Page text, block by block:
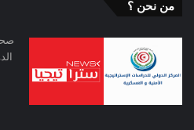
الاقتصادي ما يزال قائمًا
متعددة الجنسيات، والسيطرة
وأصبحت بعض الدول الفقيرة
واقتصادية تحد من استقلال
من نحن ؟